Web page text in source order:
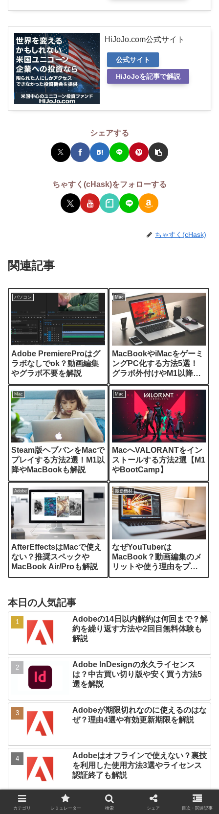
HiJoJo.com公式サイト
公式サイト
HiJoJoを記事で解説
シェアする
ちゃすく(cHask)をフォローする
ちゃすく(cHask)
関連記事
パソコン
Adobe PremiereProはグ
ラボなしでok？動画編集
やグラボ不要を解説
Mac
MacBookやiMacをゲーミ
ングPC化する方法5選！
グラボ外付けやM1以降を
解説
Mac
Steam版ヘブバンをMacで
プレイする方法2選！M1以
降やMacBookも解説
Mac
MacへVALORANTをイン
ストールする方法2選【M1
やBootCamp】
Adobe
AfterEffectsはMacで使え
ない？推奨スペックや
MacBook Air/Proも解説
撮影機材
なぜYouTuberは
MacBook？動画編集のメ
リットや使う理由をプロ
が解説
本日の人気記事
Adobeの14日以内解約は何回まで？解
約を繰り返す方法や2回目無料体験も
解説
Adobe InDesignの永久ライセンス
は？中古買い切り版や安く買う方法5
選を解説
Adobeが期限切れなのに使えるのはな
ぜ？理由4選や有効更新期限を解説
Adobeはオフラインで使えない？裏技
を利用した使用方法3選やライセンス
認証終了も解説
カテゴリ シミュレーター 検索 シェア 目次・関連記事